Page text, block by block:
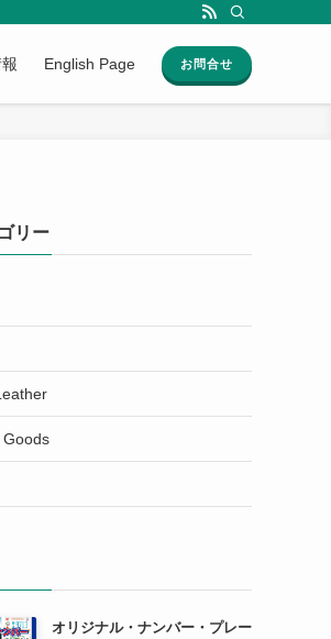
English Page お問合せ
リー
オリジナル・ナンバー・プレー